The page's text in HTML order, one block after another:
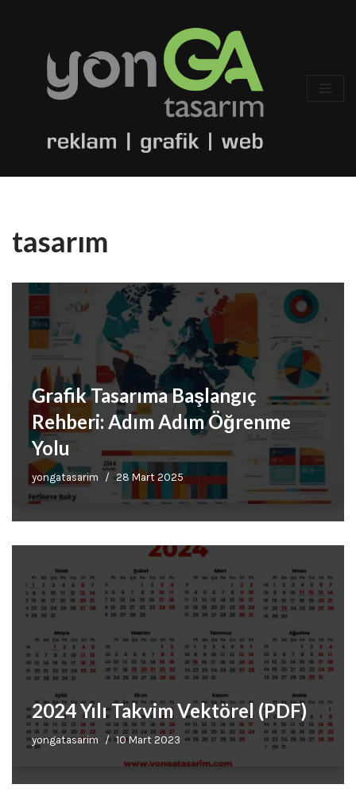
tasarım
Grafik Tasarıma Başlangıç
Rehberi: Adım Adım Öğrenme
Yolu
yongatasarim 28 Mart 2025
2024 Yılı Takvim Vektörel (PDF)
yongatasarim 10 Mart 2023